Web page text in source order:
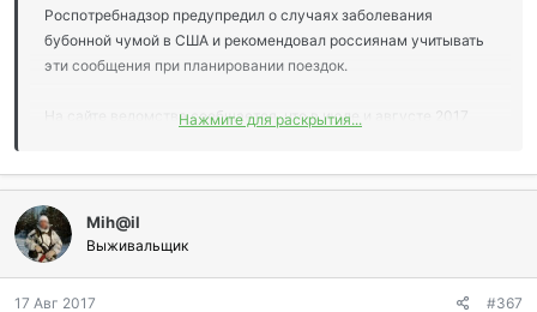
Роспотребнадзор предупредил о случаях заболевания
бубонной чумой в США и рекомендовал россиянам учитывать
эти сообщения при планировании поездок.
На сайте ведомства сообщается, что в июле и августе 2017
Нью-Мексико 11 августа сообщила, что с начала года в штате
зарегистрировано 22 случая бубонной чумы у белок и три
случая заболевания среди людей, добавили в
Роспотребназдоре.
Нажмите для раскрытия...
Mih@il
Выживальщик
17 Авг 2017 #367